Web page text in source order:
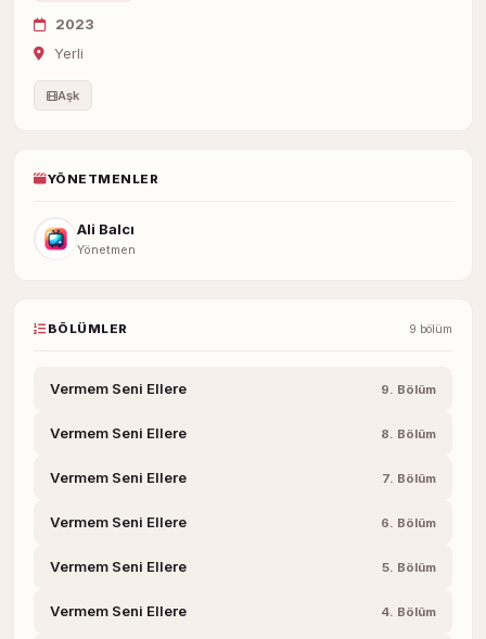
2023
Yerli
Aşk
YÖNETMENLER
Ali Balcı
Yönetmen
BÖLÜMLER 9 bölüm
Vermem Seni Ellere 9. Bölüm
Vermem Seni Ellere 8. Bölüm
Vermem Seni Ellere 7. Bölüm
Vermem Seni Ellere 6. Bölüm
Vermem Seni Ellere 5. Bölüm
Vermem Seni Ellere 4. Bölüm